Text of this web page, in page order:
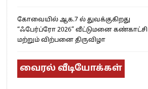
கோவையில் ஆக.7 ல் துவக்குகிறது
“ஃபேர்ப்ரோ 2026” வீட்டுமனை கண்காட்சி
மற்றும் விற்பனை திருவிழா
வைரல் வீடியோக்கள்